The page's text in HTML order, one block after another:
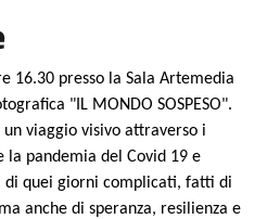
16.30 presso la Sala Artemedia
"IL MONDO SOSPESO".
viaggio visivo attraverso i
la pandemia del Covid 19 e
di quei giorni complicati, fatti di
anche di speranza, resilienza e